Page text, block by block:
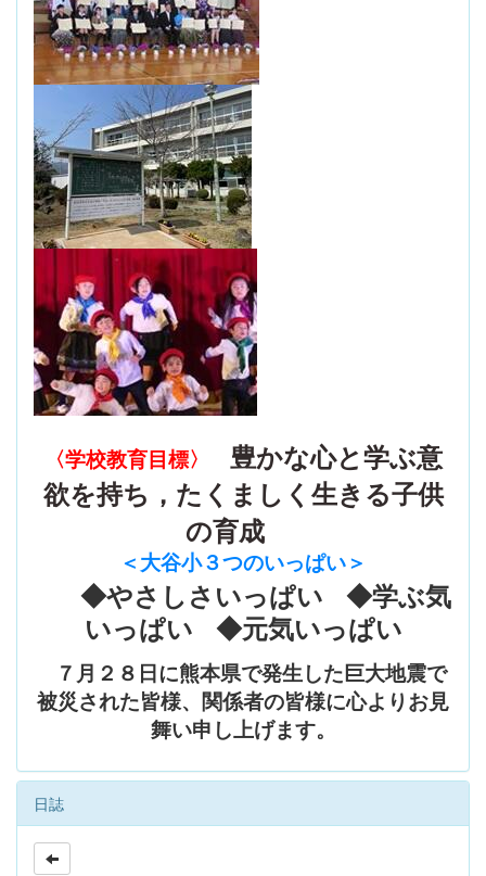
〈学校教育目標〉
豊かな心と学ぶ意
欲を持ち，たくましく生きる子供
の育成
＜大谷小３つのいっぱい＞
◆やさしさいっぱい ◆学ぶ気
いっぱい ◆元気いっぱい
７月２８日に熊本県で発生した巨大地震で
被災された皆様、関係者の皆様に心よりお見
舞い申し上げます。
日誌